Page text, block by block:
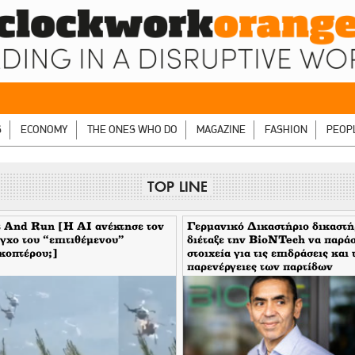
ECONOMY THE ONES WHO DO MAGAZINE FASHION
TOP LINE
Run [H ΑΙ ανέκτησε τον
του “επιτιθέμενου”
Γερμανικό Δικαστήριο
διέταξε την BioNTech να
στοιχεία για τις επιδράσεις και
παρενέργειες των παρτίδων
FE6975 και 1D020A